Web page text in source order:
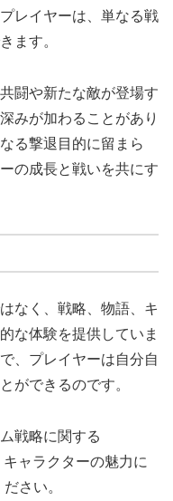
レイヤーは、単なる戦
ます。
闘や新たな敵が登場す
みが加わることがあり
る撃退目的に留まら
の成長と戦いを共にす
なく、戦略、物語、キ
な体験を提供していま
、プレイヤーは自分自
ができるのです。
戦略に関する
キャラクターの魅力に
さい。